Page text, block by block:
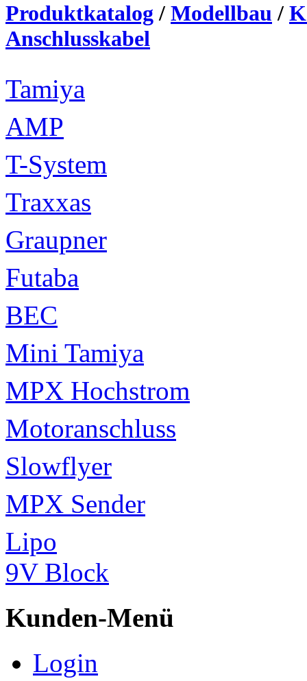
Produktkatalog / Modellbau /
Anschlusskabel
Tamiya
AMP
T-System
Traxxas
Graupner
Futaba
BEC
Mini Tamiya
MPX Hochstrom
Motoranschluss
Slowflyer
MPX Sender
Lipo
9V Block
Kunden-Menü
Login